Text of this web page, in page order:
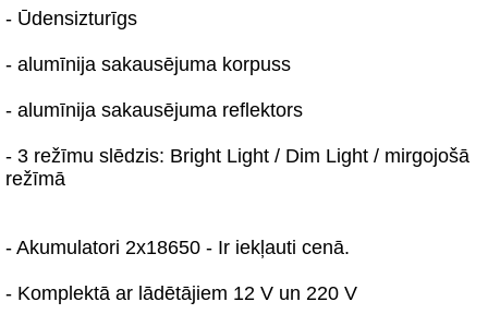
- Ūdensizturīgs
- alumīnija sakausējuma korpuss
- alumīnija sakausējuma reflektors
- 3 režīmu slēdzis: Bright Light / Dim Light / mirgojošā
režīmā
- Akumulatori 2x18650 - Ir iekļauti cenā.
- Komplektā ar lādētājiem 12 V un 220 V